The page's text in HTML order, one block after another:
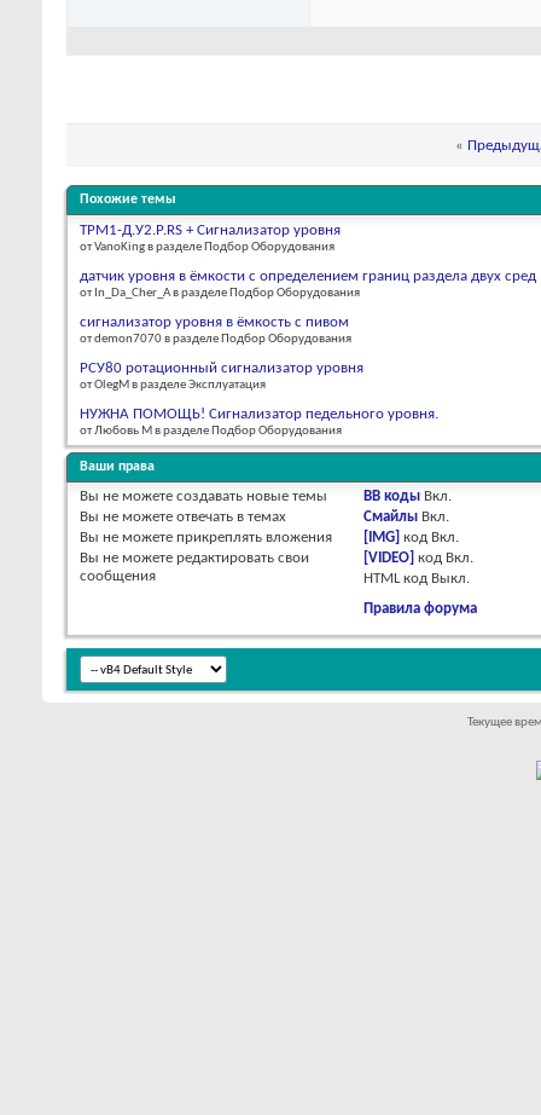
«
Похожие темы
ТРМ1-Д.У2.Р.RS + Сигнализатор уровня
от VanoKing в разделе Подбор Оборудования
датчик уровня в ёмкости с определением границ раздела двух сред
от In_Da_Cher_A в разделе Подбор Оборудования
сигнализатор уровня в ёмкость с пивом
от demon7070 в разделе Подбор Оборудования
РСУ80 ротационный сигнализатор уровня
от OlegM в разделе Эксплуатация
НУЖНА ПОМОЩЬ! Сигнализатор педельного уровня.
от Любовь М в разделе Подбор Оборудования
Ваши права
Вы не можете создавать новые темы
Вы не можете отвечать в темах
Вы не можете прикреплять вложения
Вы не можете редактировать свои
сообщения
BB коды Вкл.
Смайлы Вкл.
[IMG] код Вкл.
[VIDEO] код Вкл.
HTML код Выкл.
Правила форума
Текущее